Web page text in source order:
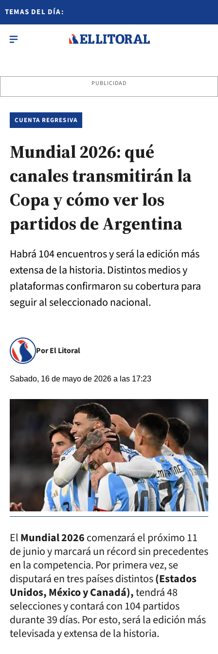
TEMAS DEL DÍA:
PUBLICIDAD
CUENTA REGRESIVA
Mundial 2026: qué
canales transmitirán la
Copa y cómo ver los
partidos de Argentina
Habrá 104 encuentros y será la edición más
extensa de la historia. Distintos medios y
plataformas confirmaron su cobertura para
seguir al seleccionado nacional.
Por El Litoral
Sabado, 16 de mayo de 2026 a las 17:23
ElMundial 2026comenzará el próximo 11
de junio y marcará un récord sin precedentes
en la competencia. Por primera vez, se
disputará en tres países distintos(Estados
Unidos, México y Canadá),tendrá 48
selecciones y contará con 104 partidos
durante 39 días. Por esto, será la edición más
televisada y extensa de la historia.